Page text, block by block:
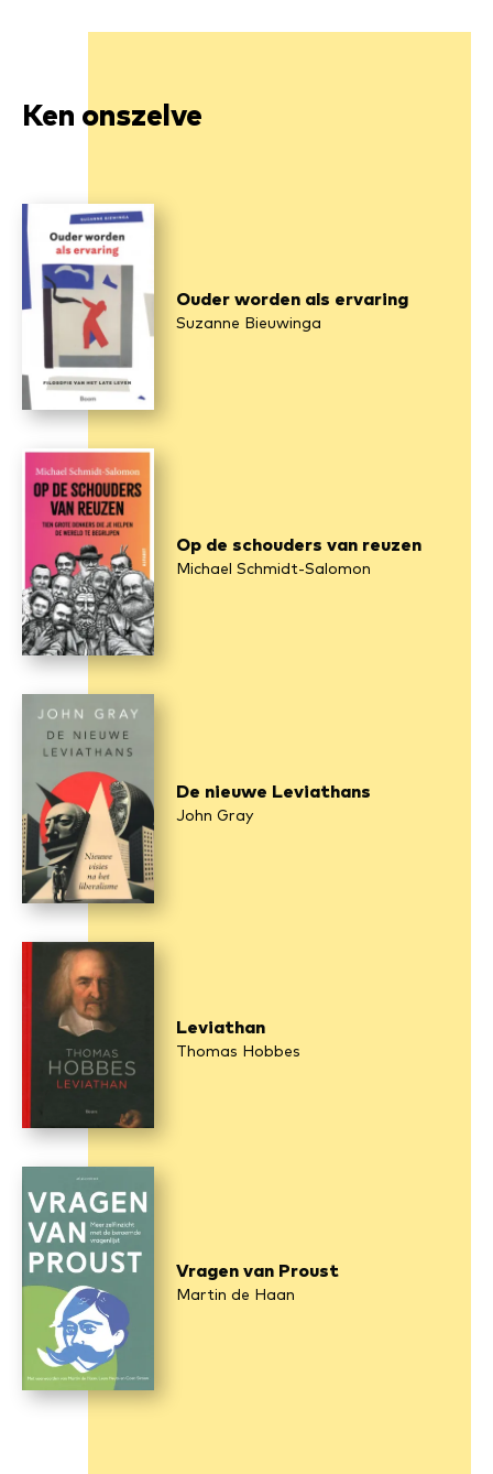
Ken onszelve
Ouder worden als ervaring
Suzanne Bieuwinga
Op de schouders van reuzen
Michael Schmidt-Salomon
De nieuwe Leviathans
John Gray
Leviathan
Thomas Hobbes
Vragen van Proust
Martin de Haan